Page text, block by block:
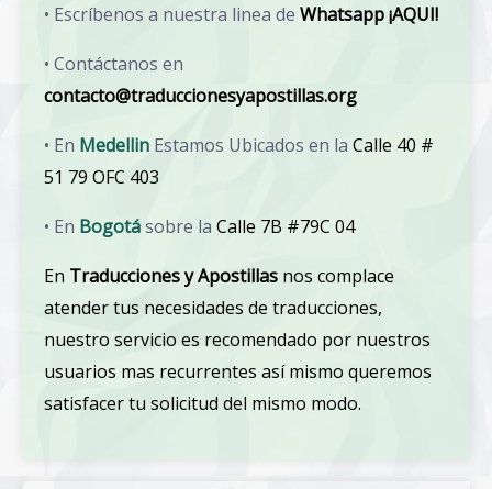
• Escríbenos a nuestra linea de Whatsapp ¡AQUI!
• Contáctanos en
contacto@traduccionesyapostillas.org
• En Medellin Estamos Ubicados en la Calle 40 #
51 79 OFC 403
• En Bogotásobre la Calle 7B #79C 04
En Traducciones y Apostillas nos complace
atender tus necesidades de traducciones,
nuestro servicio es recomendado por nuestros
usuarios mas recurrentes así mismo queremos
satisfacer tu solicitud del mismo modo.